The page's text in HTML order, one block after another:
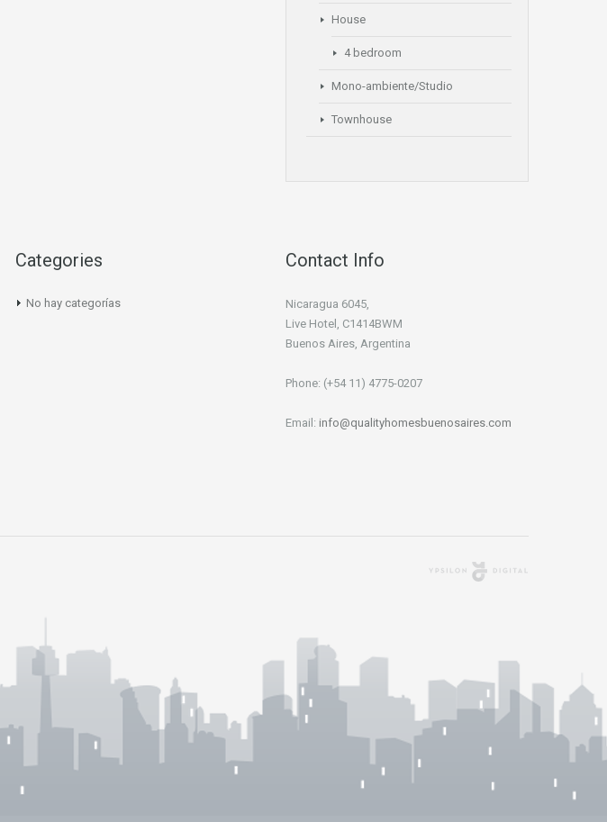
House
4 bedroom
Mono-ambiente/Studio
Townhouse
Categories
No hay categorías
Contact Info
Nicaragua 6045,
Live Hotel, C1414BWM
Buenos Aires, Argentina
Phone: (+54 11) 4775-0207
Email: info@qualityhomesbuenosaires.com